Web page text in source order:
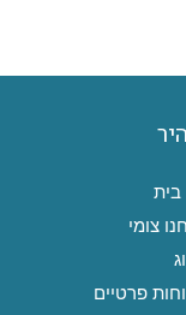
בית
צומי
פרטיים